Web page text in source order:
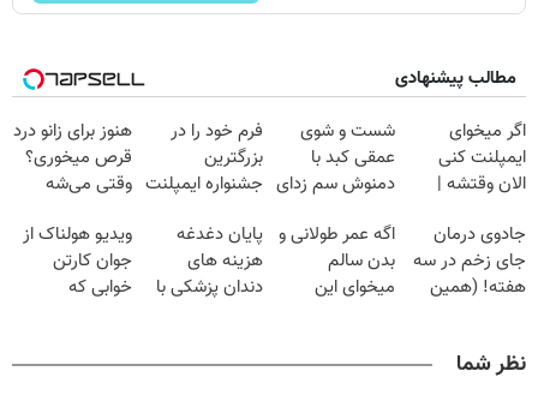
مطالب پیشنهادی
Image failed to
load
اگر میخوای
ایمپلنت کنی
الان وقتشه |
میلیون تومان!!!
Image failed to
شست و شوی
عمقی کبد با
دمنوش سم زدای
Image failed to
load
فرم خود را در
بزرگترین
جشنواره ایمپلنت
فقط ۲۵ میلیون
Image failed to
هنوز برای زانو درد
قرص میخوری؟
وقتی می‌شه
درمانش کرد؟؟؟؟
Image failed to
جادوی درمان
جای زخم در سه
هفته! (همین
Image failed to
load
اگه عمر طولانی و
بدن سالم
میخوای این
Image failed to
پایان دغدغه
هزینه های
دندان پزشکی با
Image failed to
ویدیو هولناک از
جوان کارتن
خوابی که
نظر شما